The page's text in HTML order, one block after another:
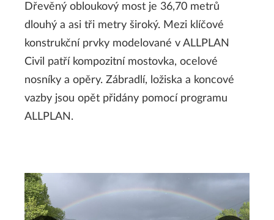
Dřevěný obloukový most je 36,70 metrů
dlouhý a asi tři metry široký. Mezi klíčové
konstrukční prvky modelované v ALLPLAN
Civil patří kompozitní mostovka, ocelové
nosníky a opěry. Zábradlí, ložiska a koncové
vazby jsou opět přidány pomocí programu
ALLPLAN.